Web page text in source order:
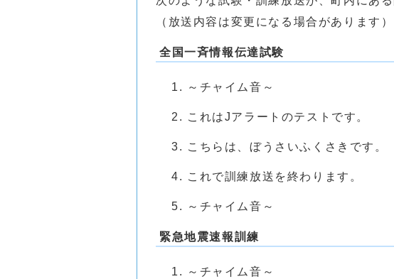
（放送内容は変更になる場合があります）
全国一斉情報伝達試験
～チャイム音～
これはJアラートのテストです。
こちらは、ぼうさいふくさきです。
これで訓練放送を終わります。
～チャイム音～
緊急地震速報訓練
～チャイム音～